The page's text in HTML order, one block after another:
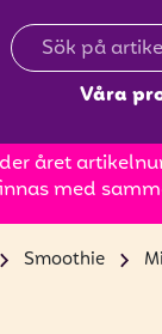
Våra
året
med
Smoothie